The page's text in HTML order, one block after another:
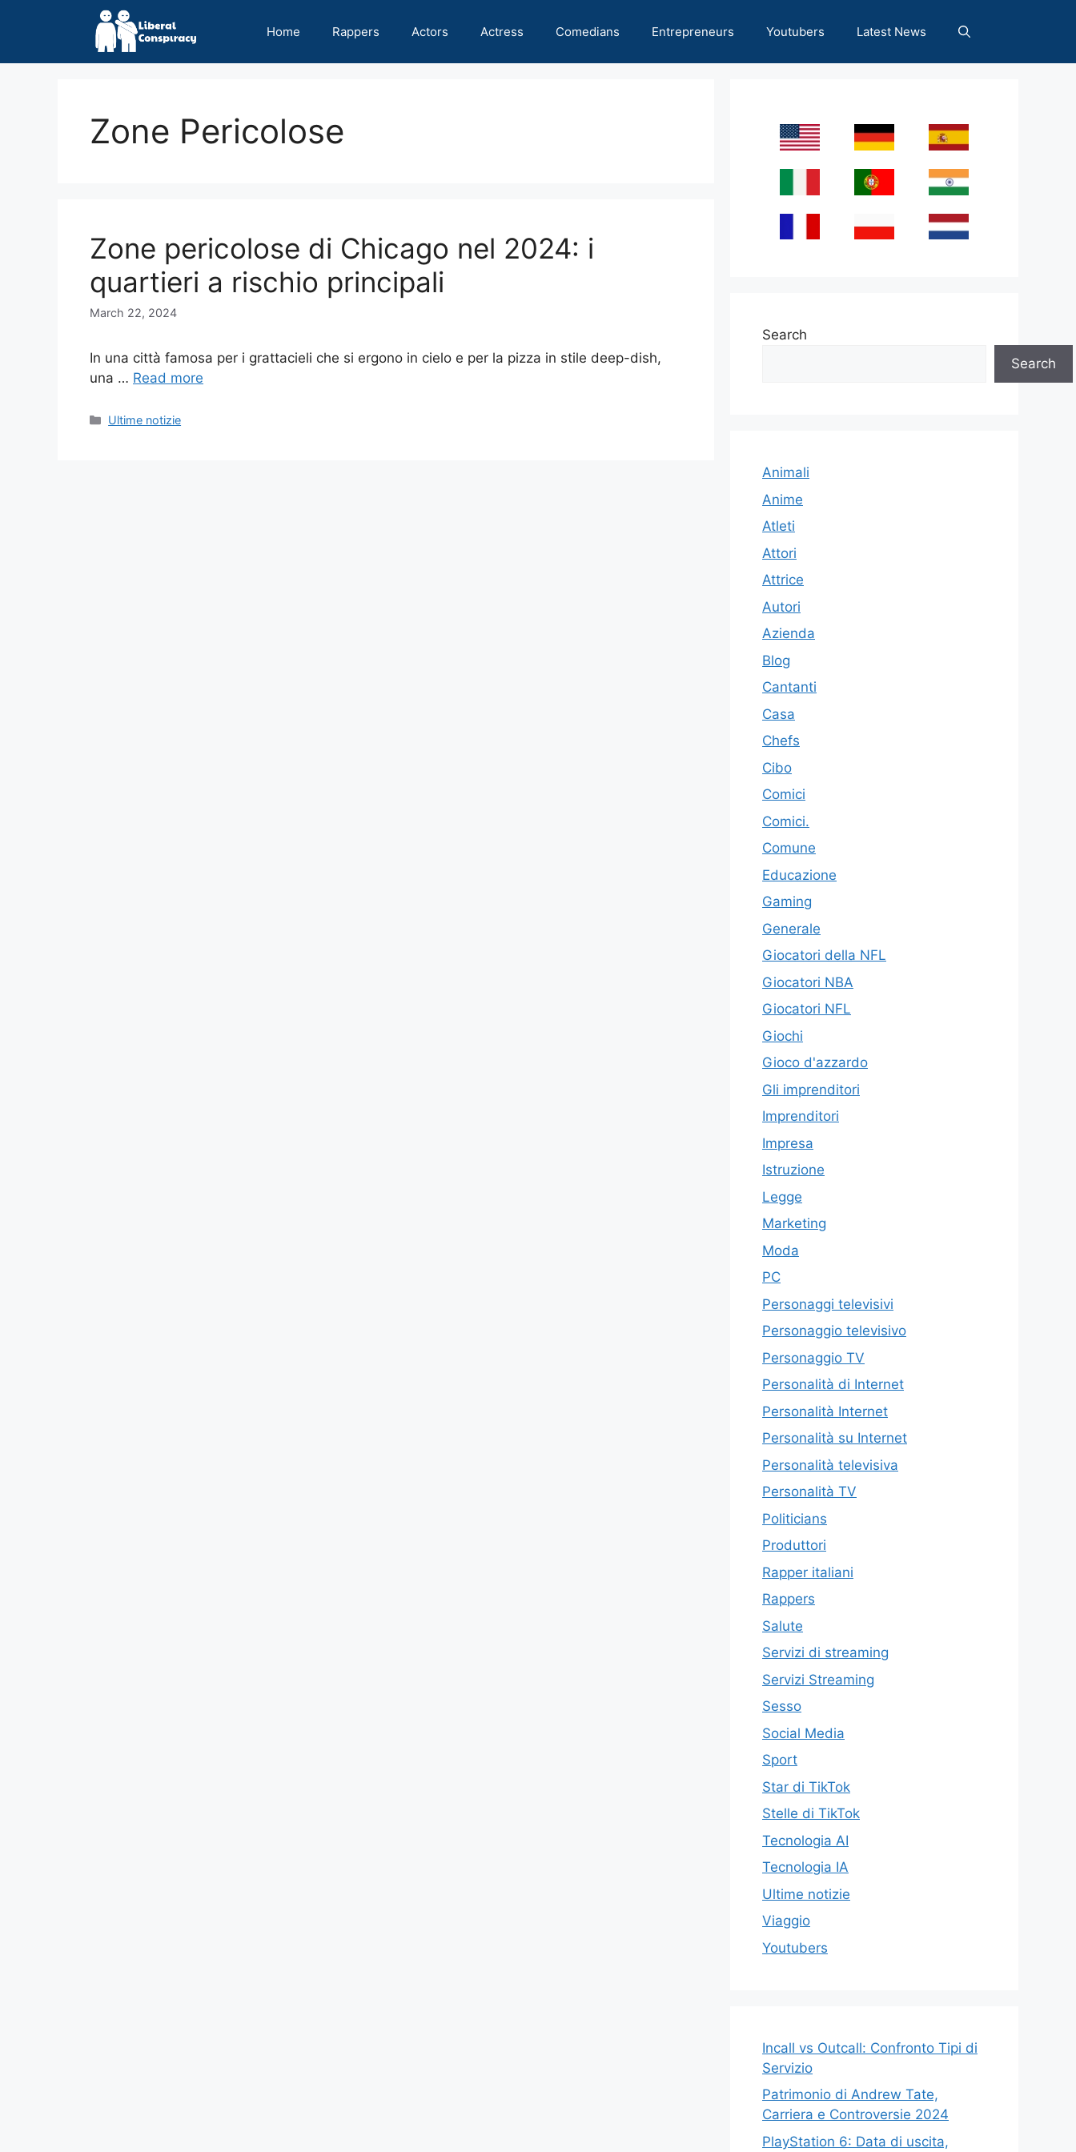
Home Rappers Actors Actress Comedians Entrepreneurs Youtubers Latest News
Zone Pericolose
Zone pericolose di Chicago nel 2024: i
quartieri a rischio principali
March 22, 2024
In una città famosa per i grattacieli che si ergono in cielo e per la pizza in stile deep-dish,
una … Read more
Categories
Ultime notizie
Search
Search
Animali
Anime
Atleti
Attori
Attrice
Autori
Azienda
Blog
Cantanti
Casa
Chefs
Cibo
Comici
Comici.
Comune
Educazione
Gaming
Generale
Giocatori della NFL
Giocatori NBA
Giocatori NFL
Giochi
Gioco d'azzardo
Gli imprenditori
Imprenditori
Impresa
Istruzione
Legge
Marketing
Moda
PC
Personaggi televisivi
Personaggio televisivo
Personaggio TV
Personalità di Internet
Personalità Internet
Personalità su Internet
Personalità televisiva
Personalità TV
Politicians
Produttori
Rapper italiani
Rappers
Salute
Servizi di streaming
Servizi Streaming
Sesso
Social Media
Sport
Star di TikTok
Stelle di TikTok
Tecnologia AI
Tecnologia IA
Ultime notizie
Viaggio
Youtubers
Incall vs Outcall: Confronto Tipi di
Servizio
Patrimonio di Andrew Tate,
Carriera e Controversie 2024
PlayStation 6: Data di uscita,